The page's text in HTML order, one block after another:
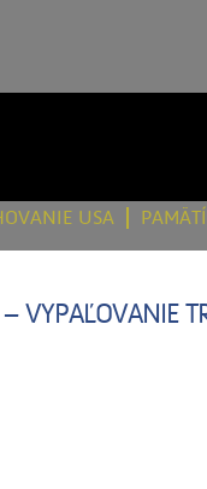
USA
VYPAĽOVANIE